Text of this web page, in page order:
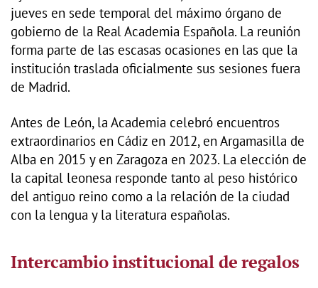
jueves en sede temporal del máximo órgano de
gobierno de la Real Academia Española. La reunión
forma parte de las escasas ocasiones en las que la
institución traslada oficialmente sus sesiones fuera
de Madrid.
Antes de León, la Academia celebró encuentros
extraordinarios en Cádiz en 2012, en Argamasilla de
Alba en 2015 y en Zaragoza en 2023. La elección de
la capital leonesa responde tanto al peso histórico
del antiguo reino como a la relación de la ciudad
con la lengua y la literatura españolas.
Intercambio institucional de regalos